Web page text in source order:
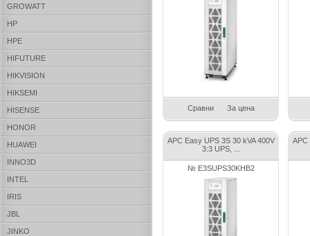
GROWATT
HP
HPE
HIFUTURE
HIKVISION
HIKSEMI
HISENSE
HONOR
HUAWEI
INNO3D
INTEL
IRIS
JBL
JINKO
Сравни За цена
APC Easy UPS 3S 30 kVA 400V
3:3 UPS, ...
№ E3SUPS30KHB2
APC